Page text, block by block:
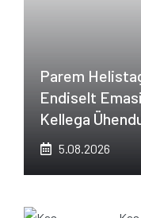
Parem
Endiselt
Kellega
5.08.2026